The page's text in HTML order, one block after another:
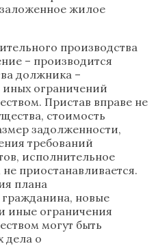
жилое
производства
– производится
должника –
ограничений
Пристав вправе не
стоимость
задолженности,
требований
исполнительное
приостанавливается.
плана
гражданина, новые
иные ограничения
могут быть
дела о